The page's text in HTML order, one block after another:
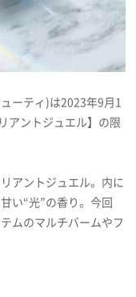
ーティ)は2023年9月1
アントジュエル】の限
アントジュエル。内に
い“光”の香り。今回
ムのマルチバームやフ